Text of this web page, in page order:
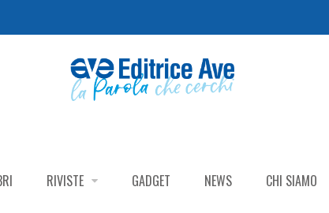
RIVISTE GADGET NEWS CHI SIAMO